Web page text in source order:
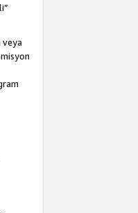
veya